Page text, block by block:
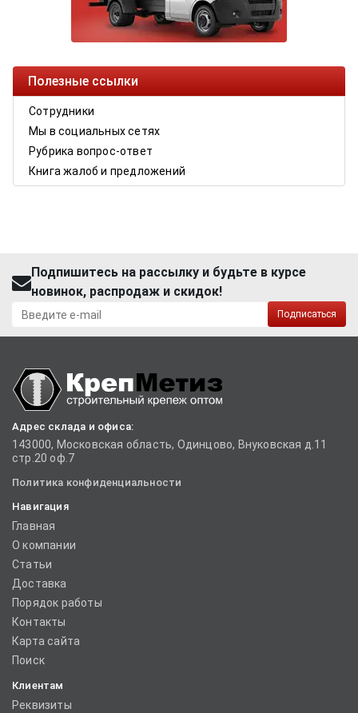
Полезные ссылки
Сотрудники
Мы в социальных сетях
Рубрика вопрос-ответ
Книга жалоб и предложений
Подпишитесь на рассылку и будьте в курсе
новинок, распродаж и скидок!
Подписаться
Адрес склада и офиса:
143000, Московская область, Одинцово, Внуковская д.11
стр.20 оф.7
Политика конфиденциальности
Навигация
Главная
О компании
Статьи
Доставка
Порядок работы
Контакты
Карта сайта
Поиск
Клиентам
Реквизиты